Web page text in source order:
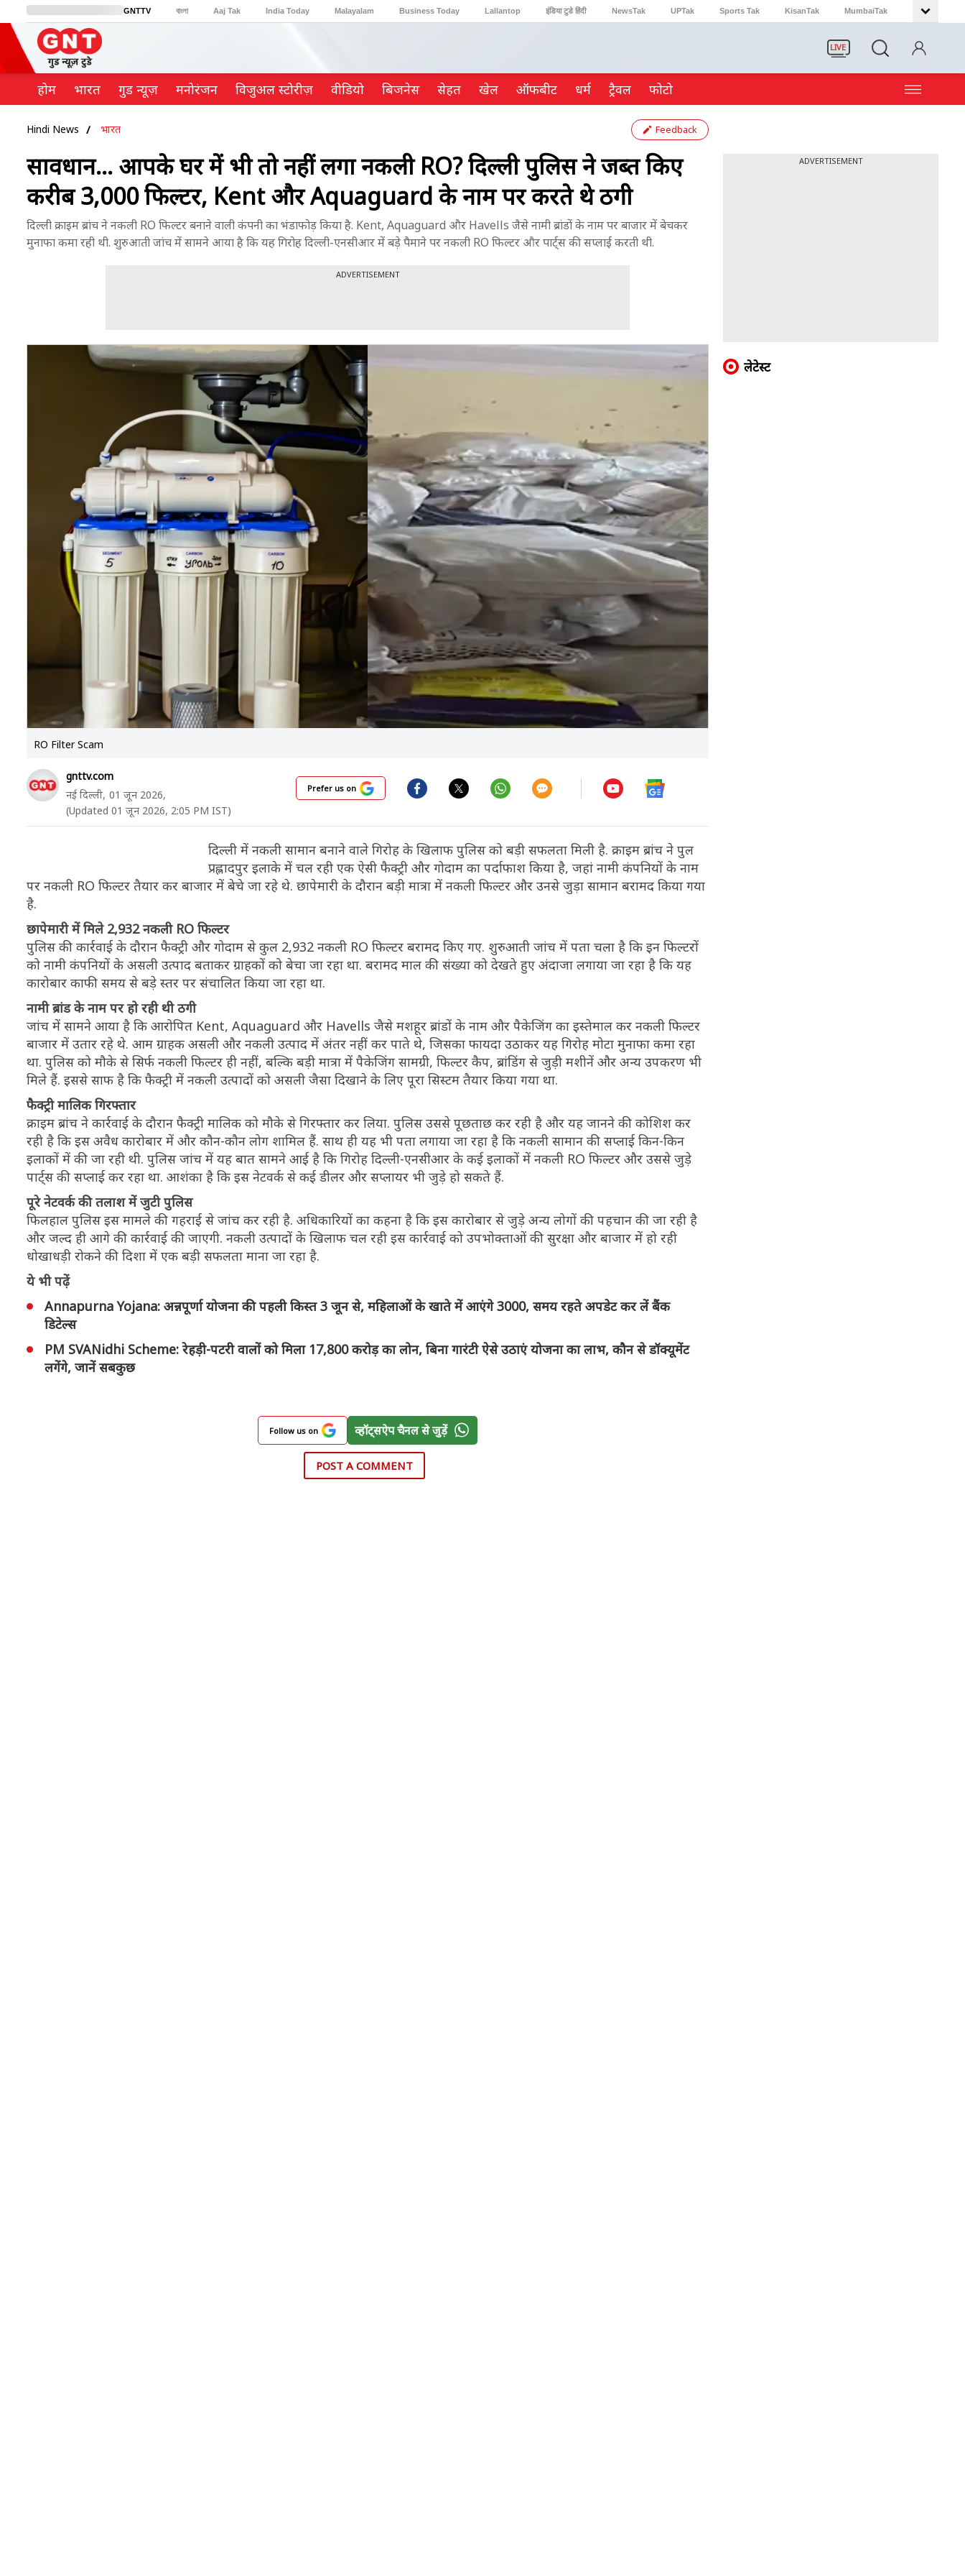
GNTTV বাংলা Aaj Tak India Today Malayalam Business Today Lallantop इंडिया टुडे हिंदी NewsTak UPTak Sports Tak KisanTak MumbaiTak
BT Bazaar Cosmopolitan
LIVE
होम भारत गुड न्यूज़ मनोरंजन विजुअल स्टोरीज़ वीडियो ब‍िजनेस सेहत खेल ऑफबीट धर्म ट्रैवल फोटो
Hindi News भारत Feedback
सावधान... आपके घर में भी तो नहीं लगा नकली RO? दिल्ली पुलिस ने जब्त किए
करीब 3,000 फिल्टर, Kent और Aquaguard के नाम पर करते थे ठगी
दिल्ली क्राइम ब्रांच ने नकली RO फिल्टर बनाने वाली कंपनी का भंडाफोड़ किया है. Kent, Aquaguard और Havells जैसे नामी ब्रांडों के नाम पर बाजार में बेचकर
मुनाफा कमा रही थी. शुरुआती जांच में सामने आया है कि यह गिरोह दिल्ली-एनसीआर में बड़े पैमाने पर नकली RO फिल्टर और पार्ट्स की सप्लाई करती थी.
ADVERTISEMENT
RO Filter Scam
gnttv.com
नई दिल्ली, 01 जून 2026,
(Updated 01 जून 2026, 2:05 PM IST)
Prefer us on
दिल्ली में नकली सामान बनाने वाले गिरोह के खिलाफ पुलिस को बड़ी सफलता मिली है. क्राइम ब्रांच ने पुल
प्रह्लादपुर इलाके में चल रही एक ऐसी फैक्ट्री और गोदाम का पर्दाफाश किया है, जहां नामी कंपनियों के नाम
पर नकली RO फिल्टर तैयार कर बाजार में बेचे जा रहे थे. छापेमारी के दौरान बड़ी मात्रा में नकली फिल्टर और उनसे जुड़ा सामान बरामद किया गया
है.
छापेमारी में मिले 2,932 नकली RO फिल्टर
पुलिस की कार्रवाई के दौरान फैक्ट्री और गोदाम से कुल 2,932 नकली RO फिल्टर बरामद किए गए. शुरुआती जांच में पता चला है कि इन फिल्टरों
को नामी कंपनियों के असली उत्पाद बताकर ग्राहकों को बेचा जा रहा था. बरामद माल की संख्या को देखते हुए अंदाजा लगाया जा रहा है कि यह
कारोबार काफी समय से बड़े स्तर पर संचालित किया जा रहा था.
नामी ब्रांड के नाम पर हो रही थी ठगी
जांच में सामने आया है कि आरोपित Kent, Aquaguard और Havells जैसे मशहूर ब्रांडों के नाम और पैकेजिंग का इस्तेमाल कर नकली फिल्टर
बाजार में उतार रहे थे. आम ग्राहक असली और नकली उत्पाद में अंतर नहीं कर पाते थे, जिसका फायदा उठाकर यह गिरोह मोटा मुनाफा कमा रहा
था. पुलिस को मौके से सिर्फ नकली फिल्टर ही नहीं, बल्कि बड़ी मात्रा में पैकेजिंग सामग्री, फिल्टर कैप, ब्रांडिंग से जुड़ी मशीनें और अन्य उपकरण भी
मिले हैं. इससे साफ है कि फैक्ट्री में नकली उत्पादों को असली जैसा दिखाने के लिए पूरा सिस्टम तैयार किया गया था.
फैक्ट्री मालिक गिरफ्तार
क्राइम ब्रांच ने कार्रवाई के दौरान फैक्ट्री मालिक को मौके से गिरफ्तार कर लिया. पुलिस उससे पूछताछ कर रही है और यह जानने की कोशिश कर
रही है कि इस अवैध कारोबार में और कौन-कौन लोग शामिल हैं. साथ ही यह भी पता लगाया जा रहा है कि नकली सामान की सप्लाई किन-किन
इलाकों में की जा रही थी. पुलिस जांच में यह बात सामने आई है कि गिरोह दिल्ली-एनसीआर के कई इलाकों में नकली RO फिल्टर और उससे जुड़े
पार्ट्स की सप्लाई कर रहा था. आशंका है कि इस नेटवर्क से कई डीलर और सप्लायर भी जुड़े हो सकते हैं.
पूरे नेटवर्क की तलाश में जुटी पुलिस
फिलहाल पुलिस इस मामले की गहराई से जांच कर रही है. अधिकारियों का कहना है कि इस कारोबार से जुड़े अन्य लोगों की पहचान की जा रही है
और जल्द ही आगे की कार्रवाई की जाएगी. नकली उत्पादों के खिलाफ चल रही इस कार्रवाई को उपभोक्ताओं की सुरक्षा और बाजार में हो रही
धोखाधड़ी रोकने की दिशा में एक बड़ी सफलता माना जा रहा है.
ये भी पढ़ें
Annapurna Yojana: अन्नपूर्णा योजना की पहली किस्त 3 जून से, महिलाओं के खाते में आएंगे 3000, समय रहते अपडेट कर लें बैंक
डिटेल्स
PM SVANidhi Scheme: रेहड़ी-पटरी वालों को मिला 17,800 करोड़ का लोन, बिना गारंटी ऐसे उठाएं योजना का लाभ, कौन से डॉक्यूमेंट
लगेंगे, जानें सबकुछ
Follow us on व्हॉट्सऐप चैनल से जुड़ें
POST A COMMENT
ADVERTISEMENT
लेटेस्ट